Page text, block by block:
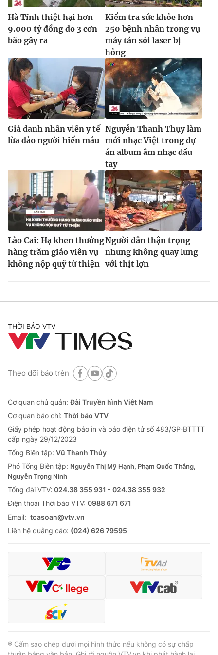
Ðiện thoại Thời báo VTV:024.66 897 897
Email:toasoan@vtv.vn
Liên hệ quảng cáo:024-7300.7108
® Cấm sao chép dưới mọi hình thức nếu không có sự chấp
thuận bằng văn bản. Ghi rõ nguồn VTV.vn khi phát hành lại
thông tin từ website này.
Hà Tĩnh thiệt hại hơn
9.000 tỷ đồng do 3 cơn
bão gây ra
Kiểm tra sức khỏe hơn
250 bệnh nhân trong vụ
máy tán sỏi laser bị
hỏng
Giả danh nhân viên y tế
lừa đảo người hiến máu
Nguyễn Thanh Thụy làm
mới nhạc Việt trong dự
án album âm nhạc đầu
tay
Lào Cai: Hạ khen thưởng
hàng trăm giáo viên vụ
không nộp quỹ từ thiện
Người dân thận trọng
nhưng không quay lưng
với thịt lợn
THỜI BÁO VTV
Theo dõi báo trên
Cơ quan chủ quản:Đài Truyền hình Việt Nam
Cơ quan báo chí: Thời báo VTV
Giấy phép hoạt động báo in và báo điện tử số 483/GP-BTTTT
cấp ngày 29/12/2023
Tổng Biên tập: Vũ Thanh Thủy
Phó Tổng Biên tập: Nguyễn Thị Mỹ Hạnh, Phạm Quốc Thắng,
Nguyễn Trọng Ninh
Tổng đài VTV: 024.38 355 931 - 024.38 355 932
Ðiện thoại Thời báo VTV: 0988 671 671
Email: toasoan@vtv.vn
Liên hệ quảng cáo: (024) 626 79595
® Cấm sao chép dưới mọi hình thức nếu không có sự chấp